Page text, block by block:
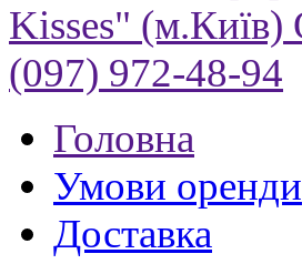
Головна
Умови оренди
Доставка